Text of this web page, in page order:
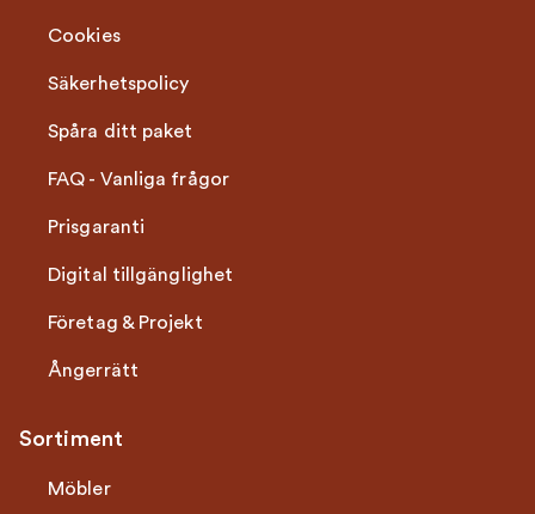
Cookies
Säkerhetspolicy
Spåra ditt paket
FAQ - Vanliga frågor
Prisgaranti
Digital tillgänglighet
Företag & Projekt
Ångerrätt
Sortiment
Möbler